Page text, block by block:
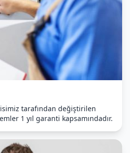
tarafından değiştirilen
1 yıl garanti kapsamındadır.